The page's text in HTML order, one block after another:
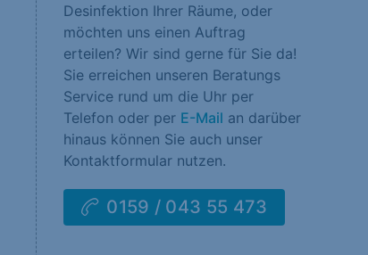
Desinfektion Ihrer Räume, oder
möchten uns einen Auftrag
erteilen? Wir sind gerne für Sie da!
Sie erreichen unseren Beratungs
Service rund um die Uhr per
Telefon oder per E-Mail an darüber
hinaus können Sie auch unser
Kontaktformular nutzen.
0159 / 043 55 473